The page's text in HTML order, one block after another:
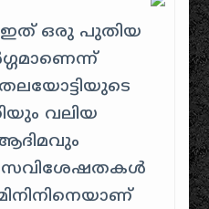
ഇത് ഒരു പുതിയ
വലിയ